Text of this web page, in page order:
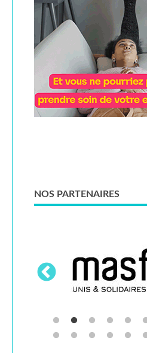
NOS PARTENAIRES